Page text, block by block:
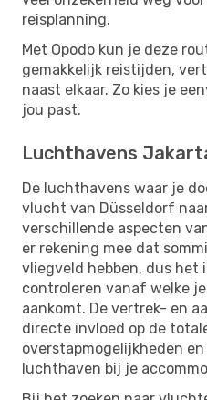
reisplanning.
Met Opodo kun je deze
gemakkelijk reistijden,
naast elkaar. Zo kies je
jou past.
Luchthavens
De luchthavens waar je
vlucht van Düsseldorf
verschillende aspecten
er rekening mee dat
vliegveld hebben, dus het
controleren vanaf welke
aankomt. De vertrek- en
directe invloed op de
overstapmogelijkheden
luchthaven bij je